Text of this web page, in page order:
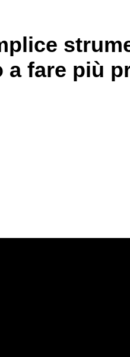
a fare più